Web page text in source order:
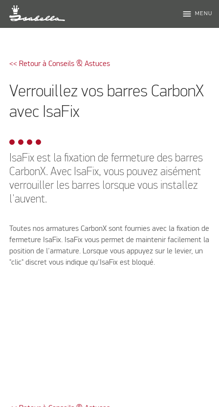
menu MENU
<< Retour à Conseils & Astuces
Verrouillez vos barres CarbonX
avec IsaFix
IsaFix est la fixation de fermeture des barres
CarbonX. Avec IsaFix, vous pouvez aisément
verrouiller les barres lorsque vous installez
l'auvent.
Toutes nos armatures CarbonX sont fournies avec la fixation de
fermeture IsaFix. IsaFix vous permet de maintenir facilement la
position de l'armature. Lorsque vous appuyez sur le levier, un
"clic" discret vous indique qu'IsaFix est bloqué.